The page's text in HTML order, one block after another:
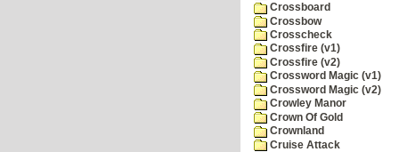
Crossboard
Crossbow
Crosscheck
Crossfire (v1)
Crossfire (v2)
Crossword Magic (v1)
Crossword Magic (v2)
Crowley Manor
Crown Of Gold
Crownland
Cruise Attack